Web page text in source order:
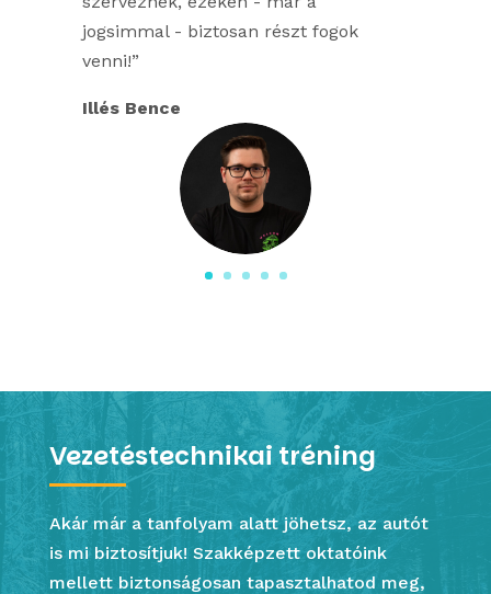
jogsimmal - biztosan részt fogok
venni!”
Illés Bence
Vezetéstechnikai tréning
Akár már a tanfolyam alatt jöhetsz, az autót
is mi biztosítjuk! Szakképzett oktatóink
mellett biztonságosan tapasztalhatod meg,